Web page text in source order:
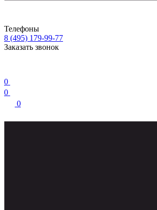
Телефоны
8 (495) 179-99-77
Заказать звонок
0
0
0